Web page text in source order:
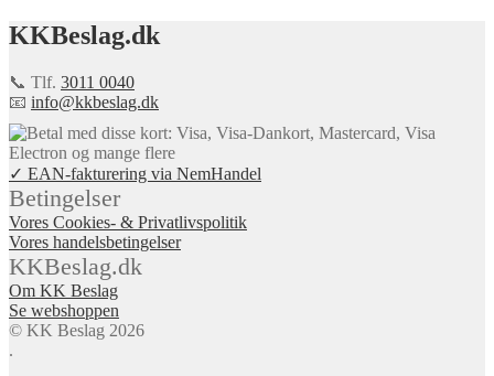
KKBeslag.dk
📞 Tlf. 3011 0040
📧 info@kkbeslag.dk
✓ EAN-fakturering via NemHandel
Betingelser
Vores Cookies- & Privatlivspolitik
Vores handelsbetingelser
KKBeslag.dk
Om KK Beslag
Se webshoppen
© KK Beslag 2026
.